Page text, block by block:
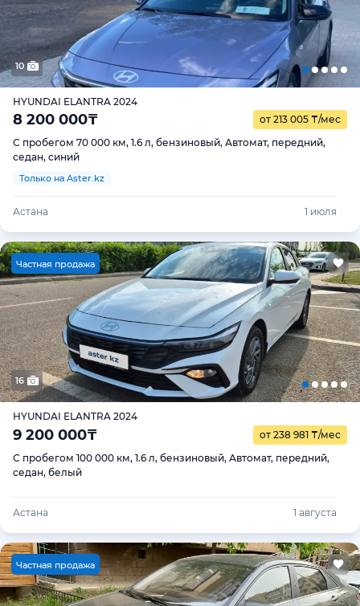
10
HYUNDAI ELANTRA 2024
8 200 000₸ от 213 005 ₸/мес
С пробегом 70 000 км, 1.6 л, бензиновый, Автомат, передний,
седан, синий
Только на Aster.kz
Астана 1 июля
Частная продажа
16
HYUNDAI ELANTRA 2024
9 200 000₸ от 238 981 ₸/мес
С пробегом 100 000 км, 1.6 л, бензиновый, Автомат, передний,
седан, белый
Астана 1 августа
Частная продажа